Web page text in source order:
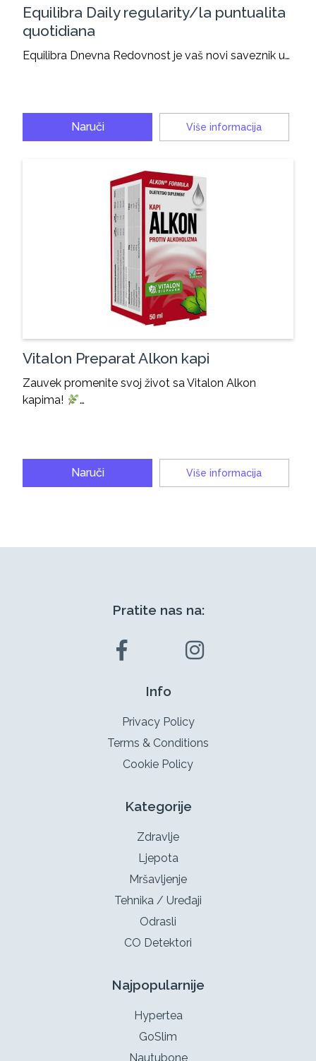
Equilibra Daily regularity/la puntualita
quotidiana
Equilibra Dnevna Redovnost je vaš novi saveznik u…
Naruči Više informacija
Vitalon Preparat Alkon kapi
Zauvek promenite svoj život sa Vitalon Alkon
kapima!
…
Naruči Više informacija
Pratite nas na:
Info
Privacy Policy
Terms & Conditions
Cookie Policy
Kategorije
Zdravlje
Ljepota
Mršavljenje
Tehnika / Uređaji
Odrasli
CO Detektori
Najpopularnije
Hypertea
GoSlim
Nautubone